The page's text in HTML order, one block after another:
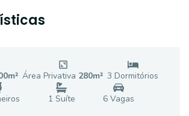
m² Área Privativa 280m² 3 Dormitórios
s 1 Suíte 6Vagas